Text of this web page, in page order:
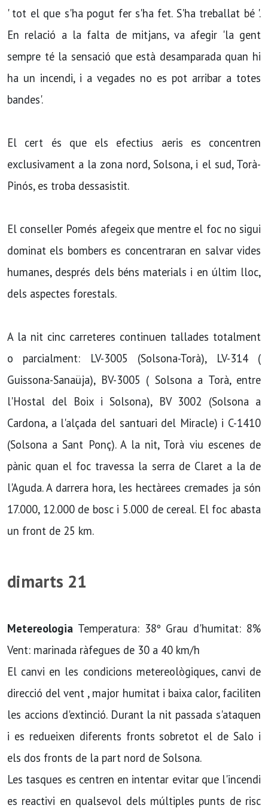
' tot el que s'ha pogut fer s'ha fet. S'ha treballat bé '.
En relació a la falta de mitjans, va afegir 'la gent
sempre té la sensació que està desamparada quan hi
ha un incendi, i a vegades no es pot arribar a totes
bandes'.
El cert és que els efectius aeris es concentren
exclusivament a la zona nord, Solsona, i el sud, Torà-
Pinós, es troba dessasistit.
El conseller Pomés afegeix que mentre el foc no sigui
dominat els bombers es concentraran en salvar vides
humanes, després dels béns materials i en últim lloc,
dels aspectes forestals.
A la nit cinc carreteres continuen tallades totalment
o parcialment: LV-3005 (Solsona-Torà), LV-314 (
Guissona-Sanaüja), BV-3005 ( Solsona a Torà, entre
l'Hostal del Boix i Solsona), BV 3002 (Solsona a
Cardona, a l'alçada del santuari del Miracle) i C-1410
(Solsona a Sant Ponç). A la nit, Torà viu escenes de
pànic quan el foc travessa la serra de Claret a la de
l'Aguda. A darrera hora, les hectàrees cremades ja són
17.000, 12.000 de bosc i 5.000 de cereal. El foc abasta
un front de 25 km.
dimarts 21
Metereologia Temperatura: 38º Grau d'humitat: 8%
Vent: marinada ràfegues de 30 a 40 km/h
El canvi en les condicions metereològiques, canvi de
direcció del vent , major humitat i baixa calor, faciliten
les accions d'extinció. Durant la nit passada s'ataquen
i es redueixen diferents fronts sobretot el de Salo i
els dos fronts de la part nord de Solsona.
Les tasques es centren en intentar evitar que l'incendi
es reactivi en qualsevol dels múltiples punts de risc